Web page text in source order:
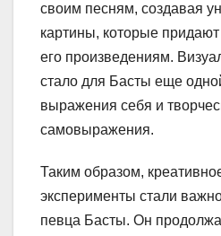
своим песням, создавая
картины, которые
его произведениям.
стало для Басты еще
выражения себя и
самовыражения.
Таким образом,
эксперименты стали
певца Басты. Он